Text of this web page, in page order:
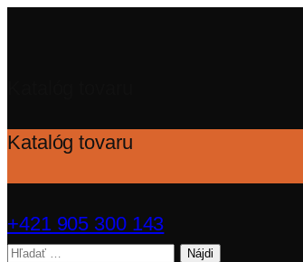
Katalóg tovaru
+421 905 300 143
Hľadať: